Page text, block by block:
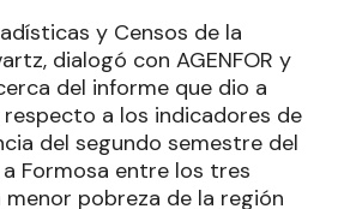
y Censos de la
dialogó con AGENFOR y
del informe que dio a
respecto a los indicadores de
del segundo semestre del
Formosa entre los tres
pobreza de la región